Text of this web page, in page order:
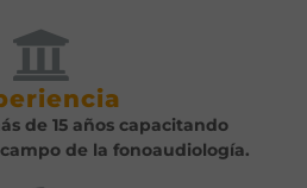
de 15 años capacitando
de la fonoaudiología.